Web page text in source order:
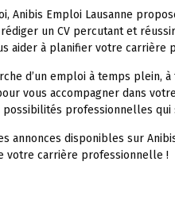
Anibis Emploi Lausanne
un CV percutant et
aider à planifier votre carrière
d’un emploi à temps plein,
vous accompagner dans
professionnelles qui
annonces disponibles sur
votre carrière professionnelle !